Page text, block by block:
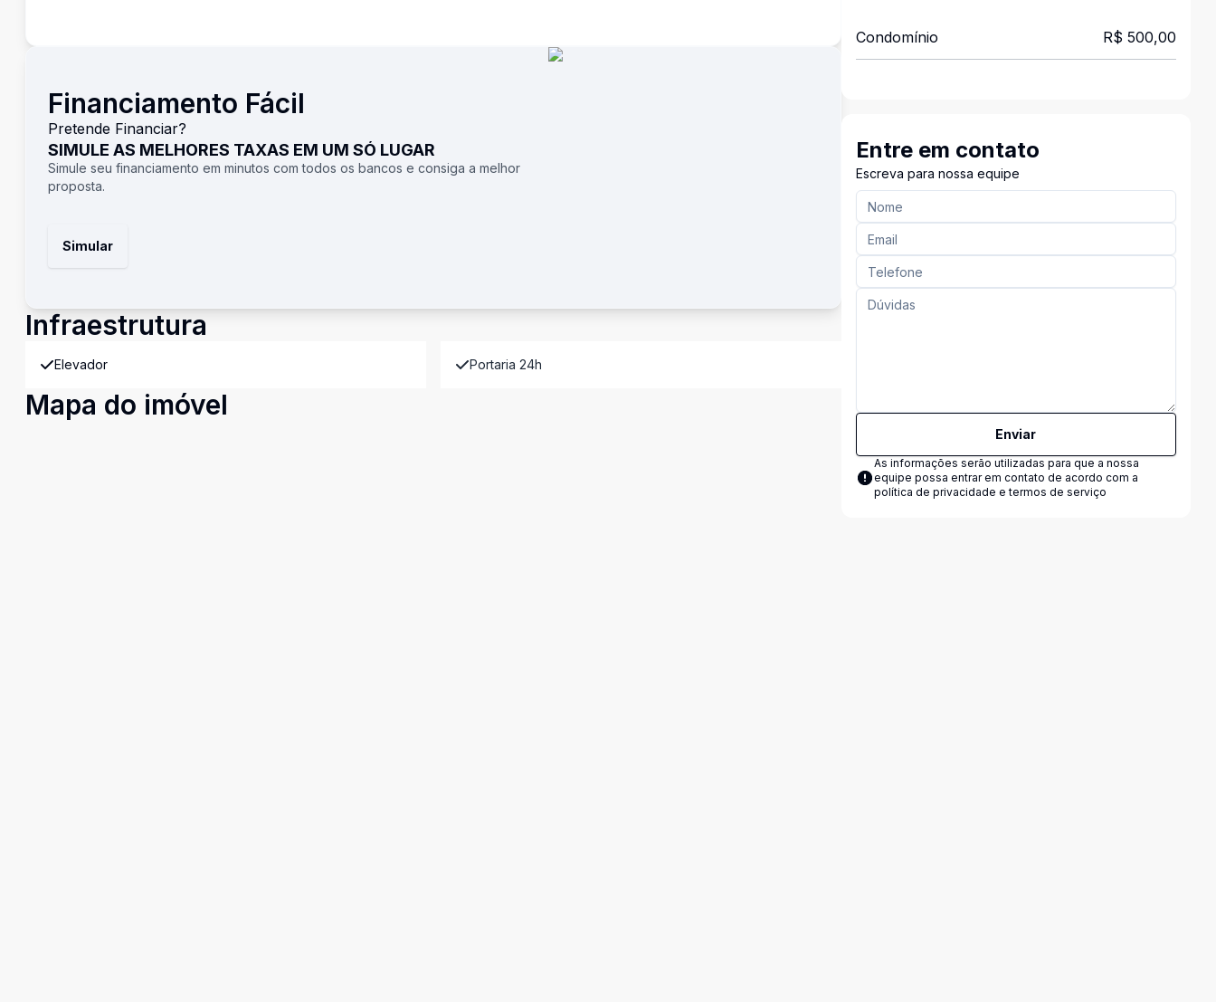
Financiamento Fácil
Pretende Financiar?
SIMULE AS MELHORES TAXAS EM UM SÓ LUGAR
Simule seu financiamento em minutos com todos os bancos e consiga a melhor
proposta.
Simular
Infraestrutura
Elevador Portaria 24h
Mapa do imóvel
Condomínio R$ 500,00
Entre em contato
Escreva para nossa equipe
Enviar
As informações serão utilizadas para que a nossa
equipe possa entrar em contato de acordo com a
política de privacidade e termos de serviço